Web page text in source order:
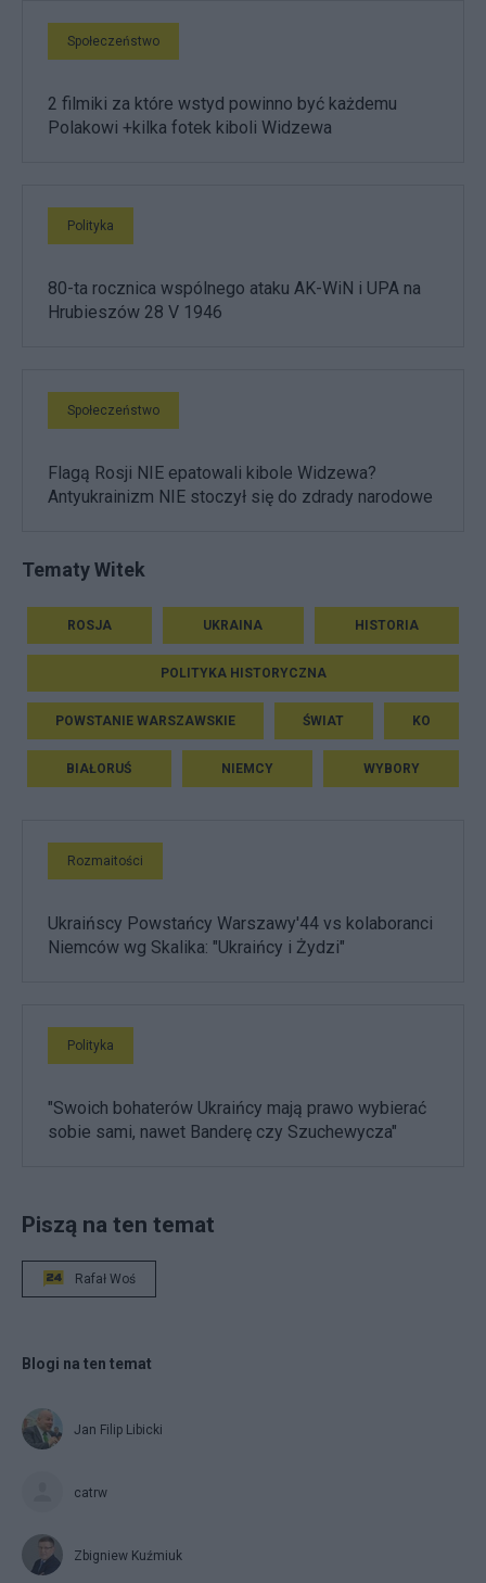
Społeczeństwo
2 filmiki za które wstyd powinno być każdemu
Polakowi +kilka fotek kiboli Widzewa
Polityka
80-ta rocznica wspólnego ataku AK-WiN i UPA na
Hrubieszów 28 V 1946
Społeczeństwo
Flagą Rosji NIE epatowali kibole Widzewa?
Antyukrainizm NIE stoczył się do zdrady narodowe
Tematy Witek
ROSJA UKRAINA HISTORIA
POLITYKA HISTORYCZNA
POWSTANIE WARSZAWSKIE ŚWIAT KO
BIAŁORUŚ NIEMCY WYBORY
Rozmaitości
Ukraińscy Powstańcy Warszawy'44 vs kolaboranci
Niemców wg Skalika: "Ukraińcy i Żydzi"
Polityka
"Swoich bohaterów Ukraińcy mają prawo wybierać
sobie sami, nawet Banderę czy Szuchewycza"
Piszą na ten temat
Rafał Woś
Blogi na ten temat
Jan Filip Libicki
catrw
Zbigniew Kuźmiuk